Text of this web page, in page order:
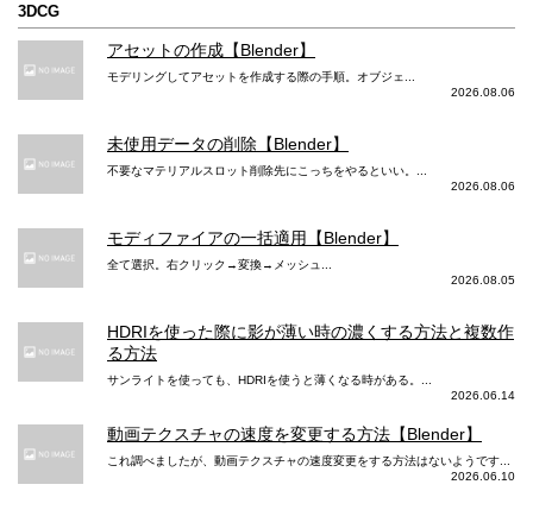
3DCG
アセットの作成【Blender】
モデリングしてアセットを作成する際の手順。オブジェ...
2026.08.06
未使用データの削除【Blender】
不要なマテリアルスロット削除先にこっちをやるといい。...
2026.08.06
モディファイアの一括適用【Blender】
全て選択。右クリック→変換→メッシュ...
2026.08.05
HDRIを使った際に影が薄い時の濃くする方法と複数作
る方法
サンライトを使っても、HDRIを使うと薄くなる時がある。...
2026.06.14
動画テクスチャの速度を変更する方法【Blender】
これ調べましたが、動画テクスチャの速度変更をする方法はないようです...
2026.06.10